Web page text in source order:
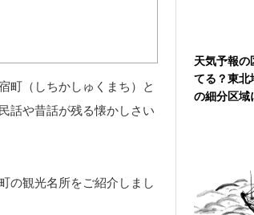
町（しちかしゅくまち）と
話や昔話が残る懐かしさい
の観光名所をご紹介しまし
天気予報の
てる？東北
の細分区域